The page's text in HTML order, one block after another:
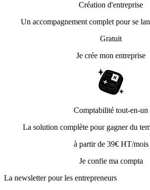
Création d'entreprise
Un accompagnement complet pour se
Gratuit
Je crée mon entreprise
Comptabilité tout-en-un
La solution complète pour gagner du
à partir de 39€ HT/mois
Je confie ma compta
La newsletter pour les entrepreneurs